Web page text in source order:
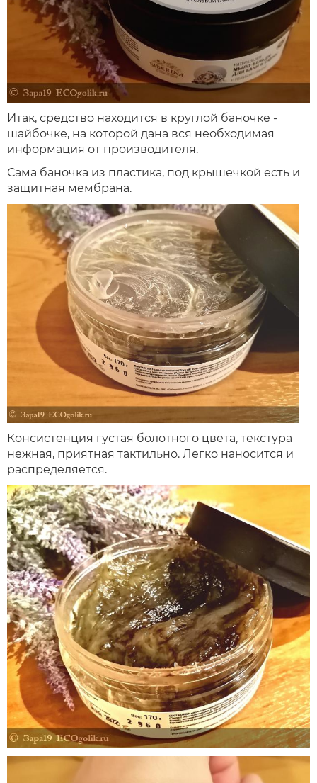
Итак, средство находится в круглой баночке -
шайбочке, на которой дана вся необходимая
информация от производителя.
Сама баночка из пластика, под крышечкой есть и
защитная мембрана.
Консистенция густая болотного цвета, текстура
нежная, приятная тактильно. Легко наносится и
распределяется.